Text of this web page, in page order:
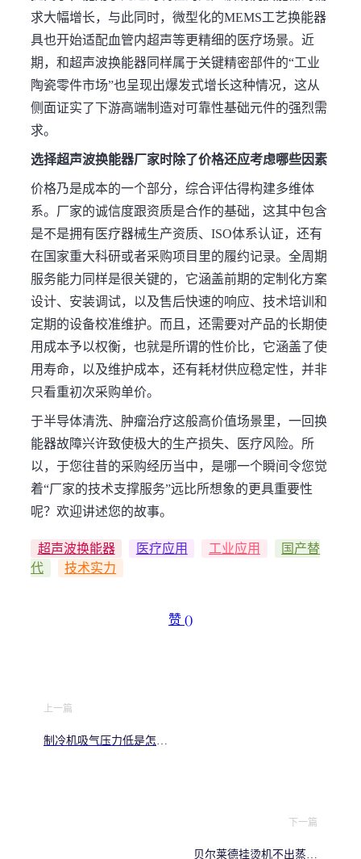
求大幅增长，与此同时，微型化的MEMS工艺换能器
具也开始适配血管内超声等更精细的医疗场景。近
期，和超声波换能器同样属于关键精密部件的“工业
陶瓷零件市场”也呈现出爆发式增长这种情况，这从
侧面证实了下游高端制造对可靠性基础元件的强烈需
求。
选择超声波换能器厂家时除了价格还应考虑哪些因素
价格乃是成本的一个部分，综合评估得构建多维体
系。厂家的诚信度跟资质是合作的基础，这其中包含
是不是拥有医疗器械生产资质、ISO体系认证，还有
在国家重大科研或者采购项目里的履约记录。全周期
服务能力同样是很关键的，它涵盖前期的定制化方案
设计、安装调试，以及售后快速的响应、技术培训和
定期的设备校准维护。而且，还需要对产品的长期使
用成本予以权衡，也就是所谓的性价比，它涵盖了使
用寿命，以及维护成本，还有耗材供应稳定性，并非
只看重初次采购单价。
于半导体清洗、肿瘤治疗这般高价值场景里，一回换
能器故障兴许致使极大的生产损失、医疗风险。所
以，于您往昔的采购经历当中，是哪一个瞬间令您觉
着“厂家的技术支撑服务”远比所想象的更具重要性
呢？欢迎讲述您的故事。
超声波换能器 医疗应用 工业应用
国产替
代
技术实力
赞 ()
上一篇
制冷机吸气压力低是怎么
下一篇
贝尔莱德挂烫机不出蒸汽